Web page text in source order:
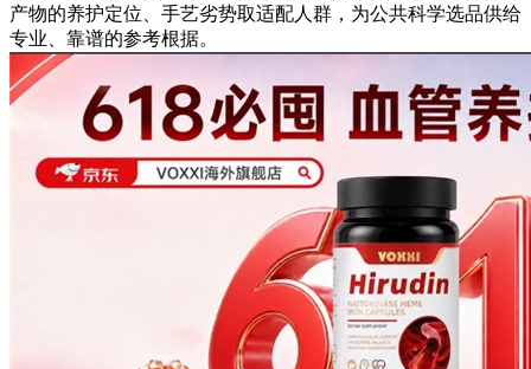
产物的养护定位、手艺劣势取适配人群，为公共科学选品供给
专业、靠谱的参考根据。